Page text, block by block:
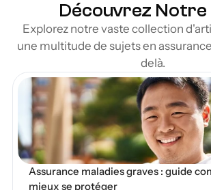
Découvrez Notre
Explorez notre vaste collection
une multitude de sujets en
delà.
Blog
Assurance maladies graves : guide
mieux se protéger